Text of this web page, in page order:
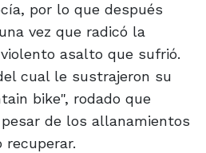
por lo que después
vez que radicó la
asalto que sufrió.
cual le sustrajeron su
bike", rodado que
de los allanamientos
recuperar.